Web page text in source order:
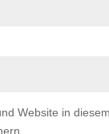
Website in